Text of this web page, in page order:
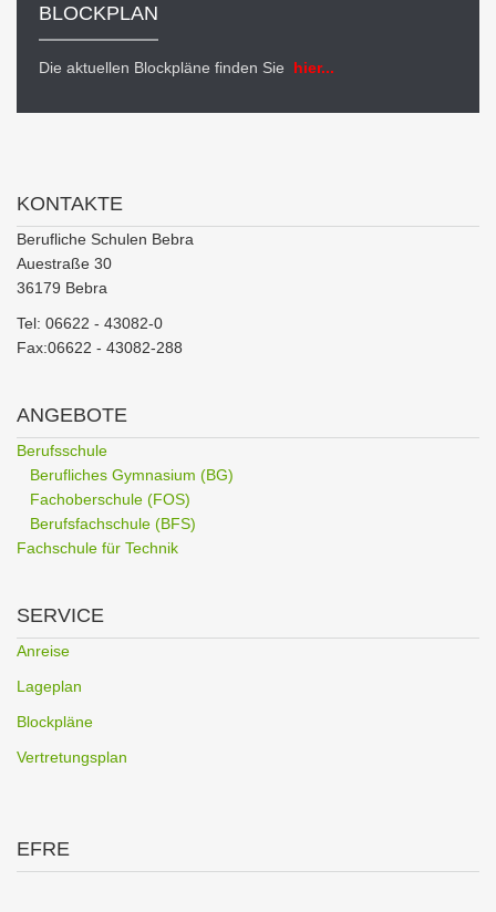
BLOCKPLAN
Die aktuellen Blockpläne finden Sie hier...
KONTAKTE
Berufliche Schulen Bebra
Auestraße 30
36179 Bebra
Tel: 06622 - 43082-0
Fax:06622 - 43082-288
ANGEBOTE
Berufsschule
Berufliches Gymnasium (BG)
Fachoberschule (FOS)
Berufsfachschule (BFS)
Fachschule für Technik
SERVICE
Anreise
Lageplan
Blockpläne
Vertretungsplan
EFRE